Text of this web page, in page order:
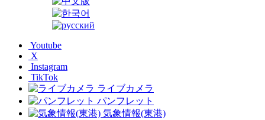
Youtube
X
Instagram
TikTok
ライブカメラ
パンフレット
気象情報(東港)